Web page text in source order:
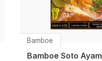
Bamboe
Bamboe Soto Ayam